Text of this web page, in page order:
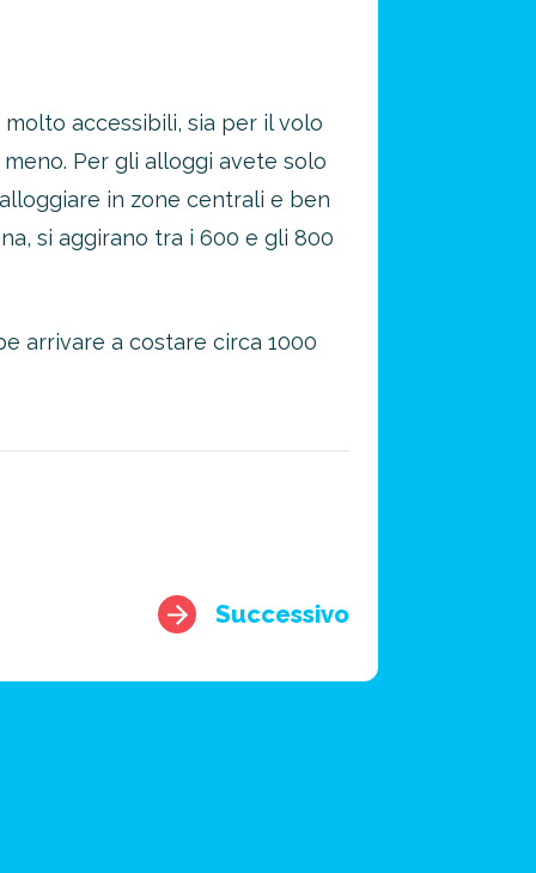
accessibili, sia per il volo
Per gli alloggi avete solo
in zone centrali e ben
si aggirano tra i 600 e gli 800
arrivare a costare circa 1000
Successivo